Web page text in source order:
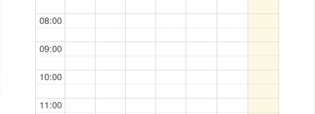
08:00
09:00
10:00
11:00